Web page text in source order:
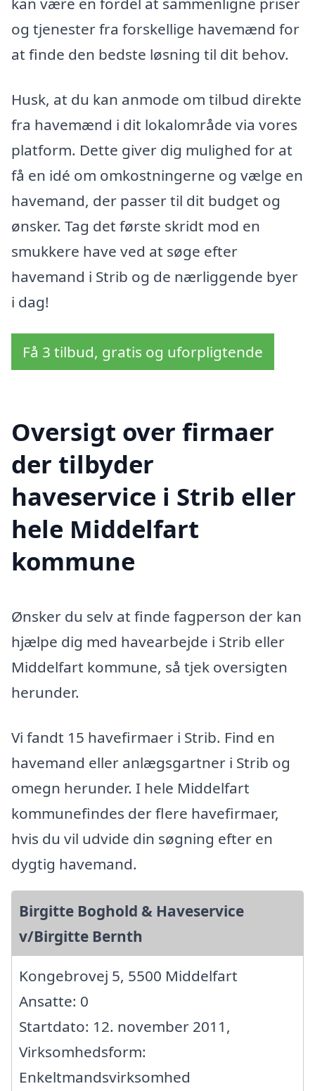
og tjenester fra forskellige havemænd for
at finde den bedste løsning til dit behov.
Husk, at du kan anmode om tilbud direkte
fra havemænd i dit lokalområde via vores
platform. Dette giver dig mulighed for at
få en idé om omkostningerne og vælge en
havemand, der passer til dit budget og
ønsker. Tag det første skridt mod en
smukkere have ved at søge efter
havemand i Strib og de nærliggende byer
i dag!
Få 3 tilbud, gratis og uforpligtende
Oversigt over firmaer
der tilbyder
haveservice i Strib eller
hele Middelfart
kommune
Ønsker du selv at finde fagperson der kan
hjælpe dig med havearbejde i Strib eller
Middelfart kommune, så tjek oversigten
herunder.
Vi fandt 15 havefirmaer i Strib. Find en
havemand eller anlægsgartner i Strib og
omegn herunder. I hele Middelfart
kommunefindes der flere havefirmaer,
hvis du vil udvide din søgning efter en
dygtig havemand.
Birgitte Boghold & Haveservice
v/Birgitte Bernth
Kongebrovej 5, 5500 Middelfart
Ansatte: 0
Startdato: 12. november 2011,
Virksomhedsform:
Enkeltmandsvirksomhed